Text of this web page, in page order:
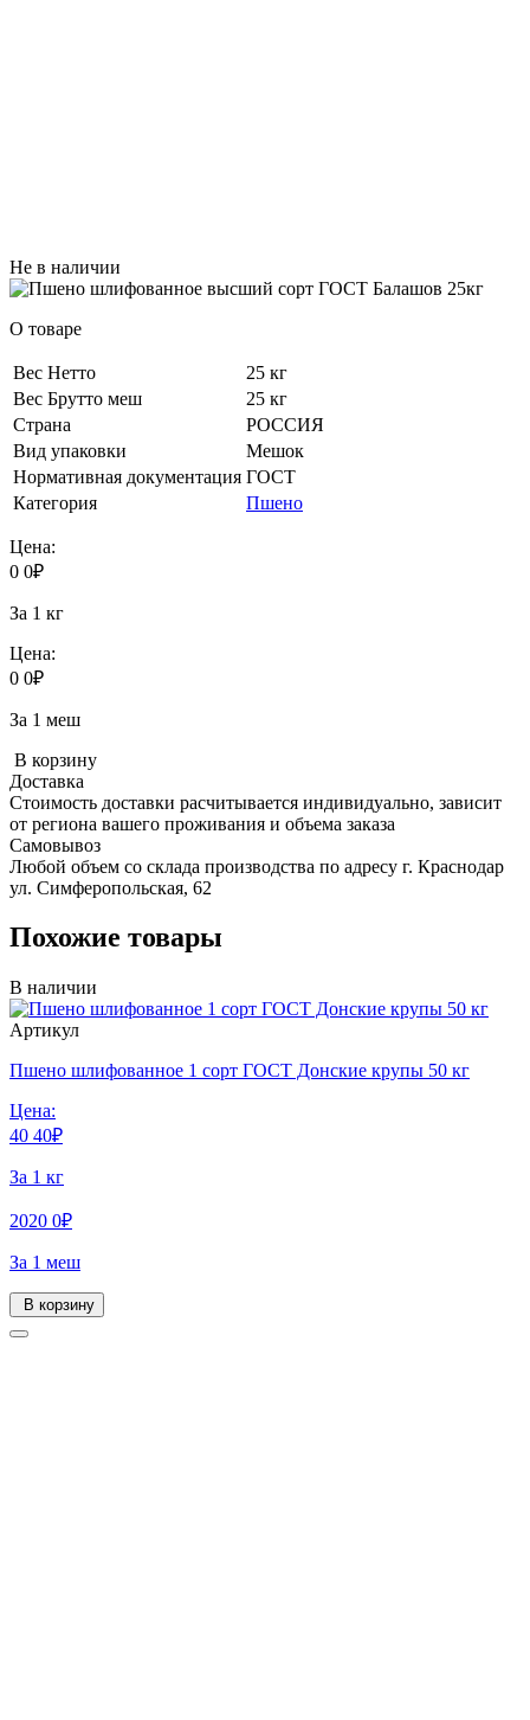
Не в наличии
О товаре
Вес Нетто
25 кг
Вес Брутто меш
25 кг
Страна
РОССИЯ
Вид упаковки
Мешок
Нормативная документация ГОСТ
Категория
Пшено
Цена:
0 0₽
За 1 кг
Цена:
0 0₽
За 1 меш
В корзину
Доставка
Стоимость доставки расчитывается индивидуально, зависит
от региона вашего проживания и объема заказа
Самовывоз
Любой объем со склада производства по адресу г. Краснодар
ул. Симферопольская, 62
Похожие товары
В наличии
Артикул
Пшено шлифованное 1 сорт ГОСТ Донские крупы 50 кг
Цена:
40 40₽
За 1 кг
2020 0₽
За 1 меш
В корзину